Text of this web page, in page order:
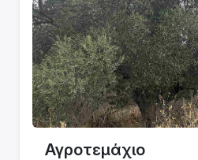
Αγροτεμάχιο